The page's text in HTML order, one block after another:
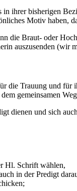
ihrer bisherigen
Motiv
die Braut- oder
auszusenden
die Trauung und
gemeinsamen
dienen und sich
Hl. Schrift wählen,
in der Predigt